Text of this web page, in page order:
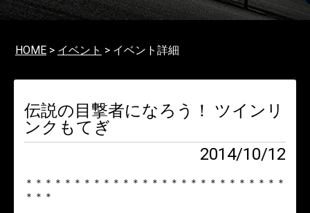
HOME> イベント > イベント詳細
伝説の目撃者になろう！ ツインリ
ンクもてぎ
2014/10/12
＊＊＊＊＊＊＊＊＊＊＊＊＊＊＊＊＊＊＊＊＊＊＊＊＊＊＊
＊＊＊